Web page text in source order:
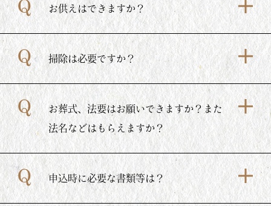
お供えはできますか？
掃除は必要ですか？
お葬式、法要はお願いできますか？また
法名などはもらえますか？
申込時に必要な書類等は？